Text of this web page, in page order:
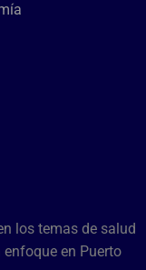
los temas de salud
en Puerto